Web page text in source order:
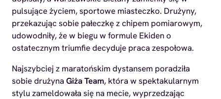
pulsujące życiem, sportowe miasteczko. Drużyny,
przekazując sobie pałeczkę z chipem pomiarowym,
udowodniły, że w biegu w formule Ekiden o
ostatecznym triumfie decyduje praca zespołowa.
Najszybciej z maratońskim dystansem poradziła
sobie drużyna Giża Team, która w spektakularnym
stylu zameldowała się na mecie, wyprzedzając